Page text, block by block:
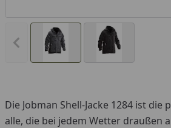
Vorheriges Bild anzeigen
Die Jobman Shell-Jacke 1284 ist
alle, die bei jedem Wetter draußen